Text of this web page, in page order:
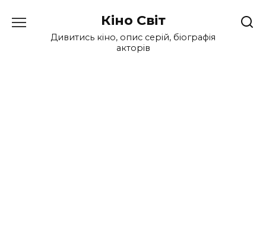
до
Кіно Світ
Дивитись кіно, опис серій, біографія
акторів